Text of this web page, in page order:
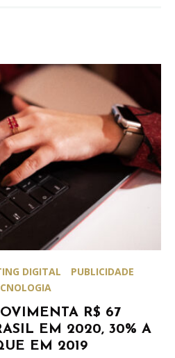
DIGITAL
PUBLICIDADE
R$ 67
EM 2020, 30% A
EM 2019